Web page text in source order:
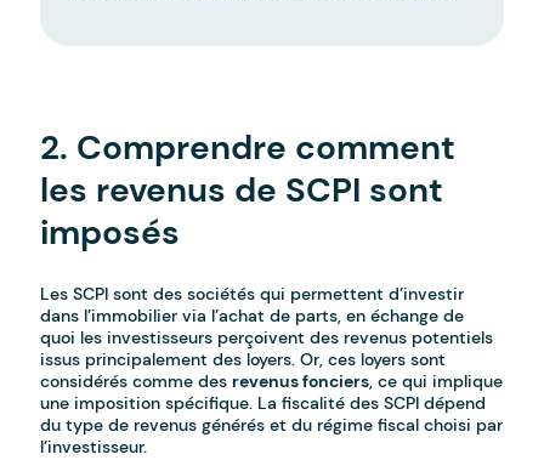
2. Comprendre comment
les revenus de SCPI sont
imposés
Les SCPI sont des sociétés qui permettent d’investir
dans l’immobilier via l’achat de parts, en échange de
quoi les investisseurs perçoivent des revenus potentiels
issus principalement des loyers. Or, ces loyers sont
considérés comme desrevenus fonciers, ce qui implique
une imposition spécifique. La fiscalité des SCPI dépend
du type de revenus générés et du régime fiscal choisi par
l’investisseur.